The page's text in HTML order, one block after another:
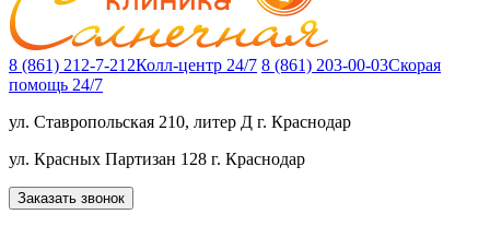
8 (861) 212-7-212Колл-центр 24/7 8 (861) 203-00-03Скорая
помощь 24/7
ул. Ставропольская 210, литер Д г. Краснодар
ул. Красных Партизан 128 г. Краснодар
Заказать звонок